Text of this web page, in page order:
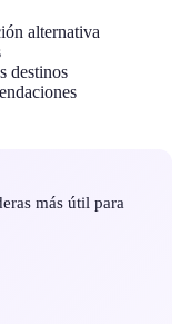
alternativa
destinos
más útil para